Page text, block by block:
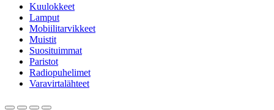
Kuulokkeet
Lamput
Mobiilitarvikkeet
Muistit
Suosituimmat
Paristot
Radiopuhelimet
Varavirtalähteet